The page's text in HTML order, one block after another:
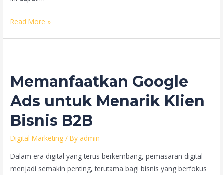
Bing
Pemasaran
di
Era
Digital
Read More »
Memanfaatkan Google
Ads untuk Menarik Klien
Bisnis B2B
Digital Marketing / By admin
Dalam era digital yang terus berkembang, pemasaran digital
menjadi semakin penting, terutama bagi bisnis yang berfokus